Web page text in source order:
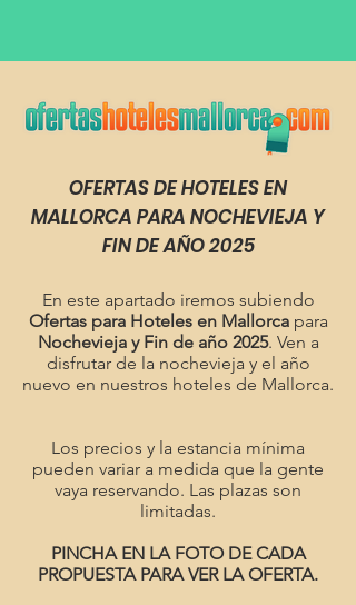
OFERTAS DE HOTELES EN
MALLORCA PARA NOCHEVIEJA Y
FIN DE AÑO 2025
En este apartado iremos subiendo
Ofertas para Hoteles en Mallorcapara
Nochevieja y Fin de año 2025. Ven a
disfrutar de la nochevieja y el año
nuevo en nuestros hoteles de Mallorca.
Los precios y la estancia mínima
pueden variar a medida que la gente
vaya reservando. Las plazas son
limitadas.
PINCHA EN LA FOTO DE CADA
PROPUESTA PARA VER LA OFERTA.